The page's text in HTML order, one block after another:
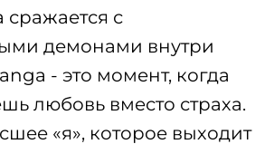
сражается с
демонами внутри
- это момент, когда
любовь вместо страха.
«я», которое выходит